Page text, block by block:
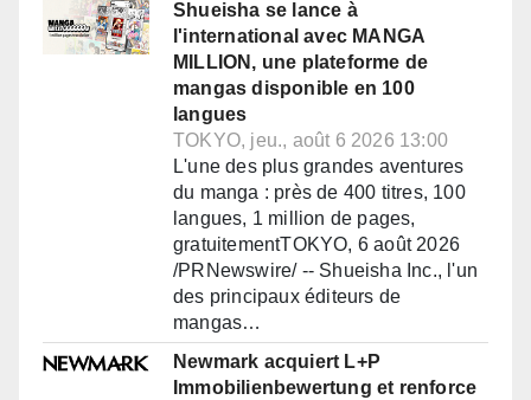
Shueisha se lance à
l'international avec MANGA
MILLION, une plateforme de
mangas disponible en 100
langues
TOKYO, jeu., août 6 2026 13:00
L'une des plus grandes aventures
du manga : près de 400 titres, 100
langues, 1 million de pages,
gratuitementTOKYO, 6 août 2026
/PRNewswire/ -- Shueisha Inc., l'un
des principaux éditeurs de
mangas…
Newmark acquiert L+P
Immobilienbewertung et renforce